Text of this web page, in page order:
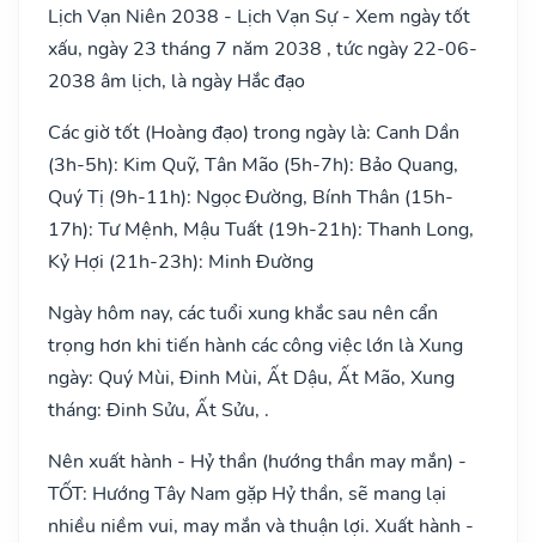
Lịch Vạn Niên 2038 - Lịch Vạn Sự - Xem ngày tốt
xấu, ngày 23 tháng 7 năm 2038 , tức ngày 22-06-
2038 âm lịch, là ngày Hắc đạo
Các giờ tốt (Hoàng đạo) trong ngày là: Canh Dần
(3h-5h): Kim Quỹ, Tân Mão (5h-7h): Bảo Quang,
Quý Tị (9h-11h): Ngọc Đường, Bính Thân (15h-
17h): Tư Mệnh, Mậu Tuất (19h-21h): Thanh Long,
Kỷ Hợi (21h-23h): Minh Đường
Ngày hôm nay, các tuổi xung khắc sau nên cẩn
trọng hơn khi tiến hành các công việc lớn là Xung
ngày: Quý Mùi, Đinh Mùi, Ất Dậu, Ất Mão, Xung
tháng: Đinh Sửu, Ất Sửu, .
Nên xuất hành - Hỷ thần (hướng thần may mắn) -
TỐT: Hướng Tây Nam gặp Hỷ thần, sẽ mang lại
nhiều niềm vui, may mắn và thuận lợi. Xuất hành -